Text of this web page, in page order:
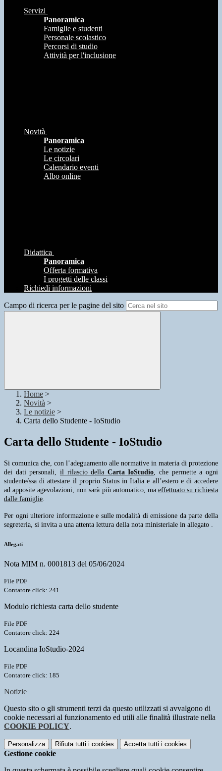
Servizi
Panoramica
Famiglie e studenti
Personale scolastico
Percorsi di studio
Attività per l'inclusione
Novità
Panoramica
Le notizie
Le circolari
Calendario eventi
Albo online
Didattica
Panoramica
Offerta formativa
I progetti delle classi
Richiedi informazioni
Campo di ricerca per le pagine del sito
Home >
Novità >
Le notizie >
Carta dello Studente - IoStudio
Carta dello Studente - IoStudio
Si comunica che, con l’adeguamento alle normative in materia di protezione
dei dati personali, il rilascio della Carta IoStudio, che permette a ogni
studente/ssa di attestare il proprio Status in Italia e all’estero e di accedere
ad apposite agevolazioni, non sarà più automatico, ma effettuato su richiesta
dalle famiglie.
Per ogni ulteriore informazione e sulle modalità di emissione da parte della
segreteria, si invita a una attenta lettura della nota ministeriale in allegato .
Allegati
Nota MIM n. 0001813 del 05/06/2024
File PDF
Contatore click: 241
Modulo richiesta carta dello studente
File PDF
Contatore click: 224
Locandina IoStudio-2024
File PDF
Contatore click: 185
Notizie
Questo sito o gli strumenti terzi da questo utilizzati si avvalgono di
cookie necessari al funzionamento ed utili alle finalità illustrate nella
COOKIE POLICY.
Personalizza Rifiuta tutti i cookies Accetta tutti i cookies
Gestione cookie